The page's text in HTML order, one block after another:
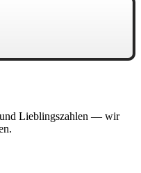
und Lieblingszahlen — wir